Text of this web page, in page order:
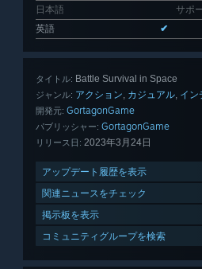
日本語
サポ
英語
✔
タイトル: Battle Survival in Space
ジャンル: アクション, カジュアル, イン
開発元: GortagonGame
パブリッシャー: GortagonGame
リリース日: 2023年3月24日
アップデート履歴を表示
関連ニュースをチェック
掲示板を表示
コミュニティグループを検索